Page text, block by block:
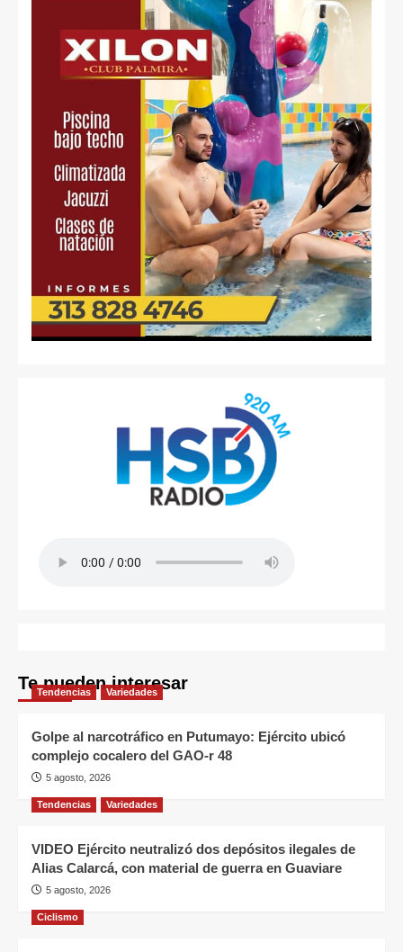
Te pueden interesar
Tendencias Variedades
Golpe al narcotráfico en Putumayo: Ejército ubicó
complejo cocalero del GAO-r 48
5 agosto, 2026
Tendencias Variedades
VIDEO Ejército neutralizó dos depósitos ilegales de
Alias Calarcá, con material de guerra en Guaviare
5 agosto, 2026
Ciclismo